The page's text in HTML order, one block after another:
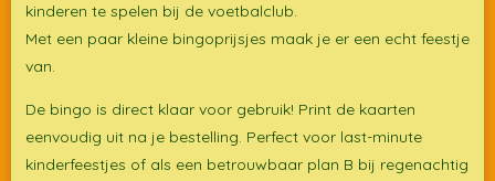
kinderen te spelen bij de voetbalclub.
Met een paar kleine bingoprijsjes maak je er een echt feestje
van.
De bingo is direct klaar voor gebruik! Print de kaarten
eenvoudig uit na je bestelling. Perfect voor last-minute
kinderfeestjes of als een betrouwbaar plan B bij regenachtig